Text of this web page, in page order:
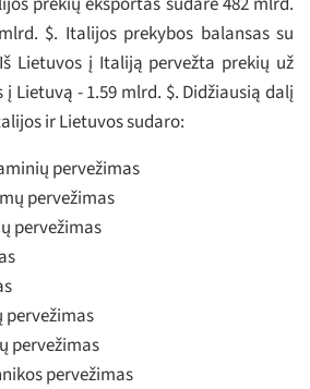
$. Italijos prekybos balansas su
Lietuvos į Italiją pervežta prekių už
Lietuvą - 1.59 mlrd. $. Didžiausią dalį
ir Lietuvos sudaro:
pervežimas
pervežimas
pervežimas
pervežimas
pervežimas
pervežimas